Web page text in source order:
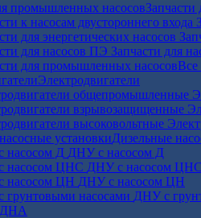
Запчасти для
Все
Электродвигатели
Дизельные
ДНУ с насосом Д
ДНУ с насосом ЦНС
ДНУ с насосом ЦН
ДНУ с
ДНА